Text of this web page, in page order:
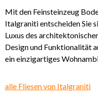
Mit den Feinsteinzeug
Italgraniti entscheiden Sie
Luxus des
Design und Funktionalität
ein einzigartiges
alle Fliesen von Italgraniti